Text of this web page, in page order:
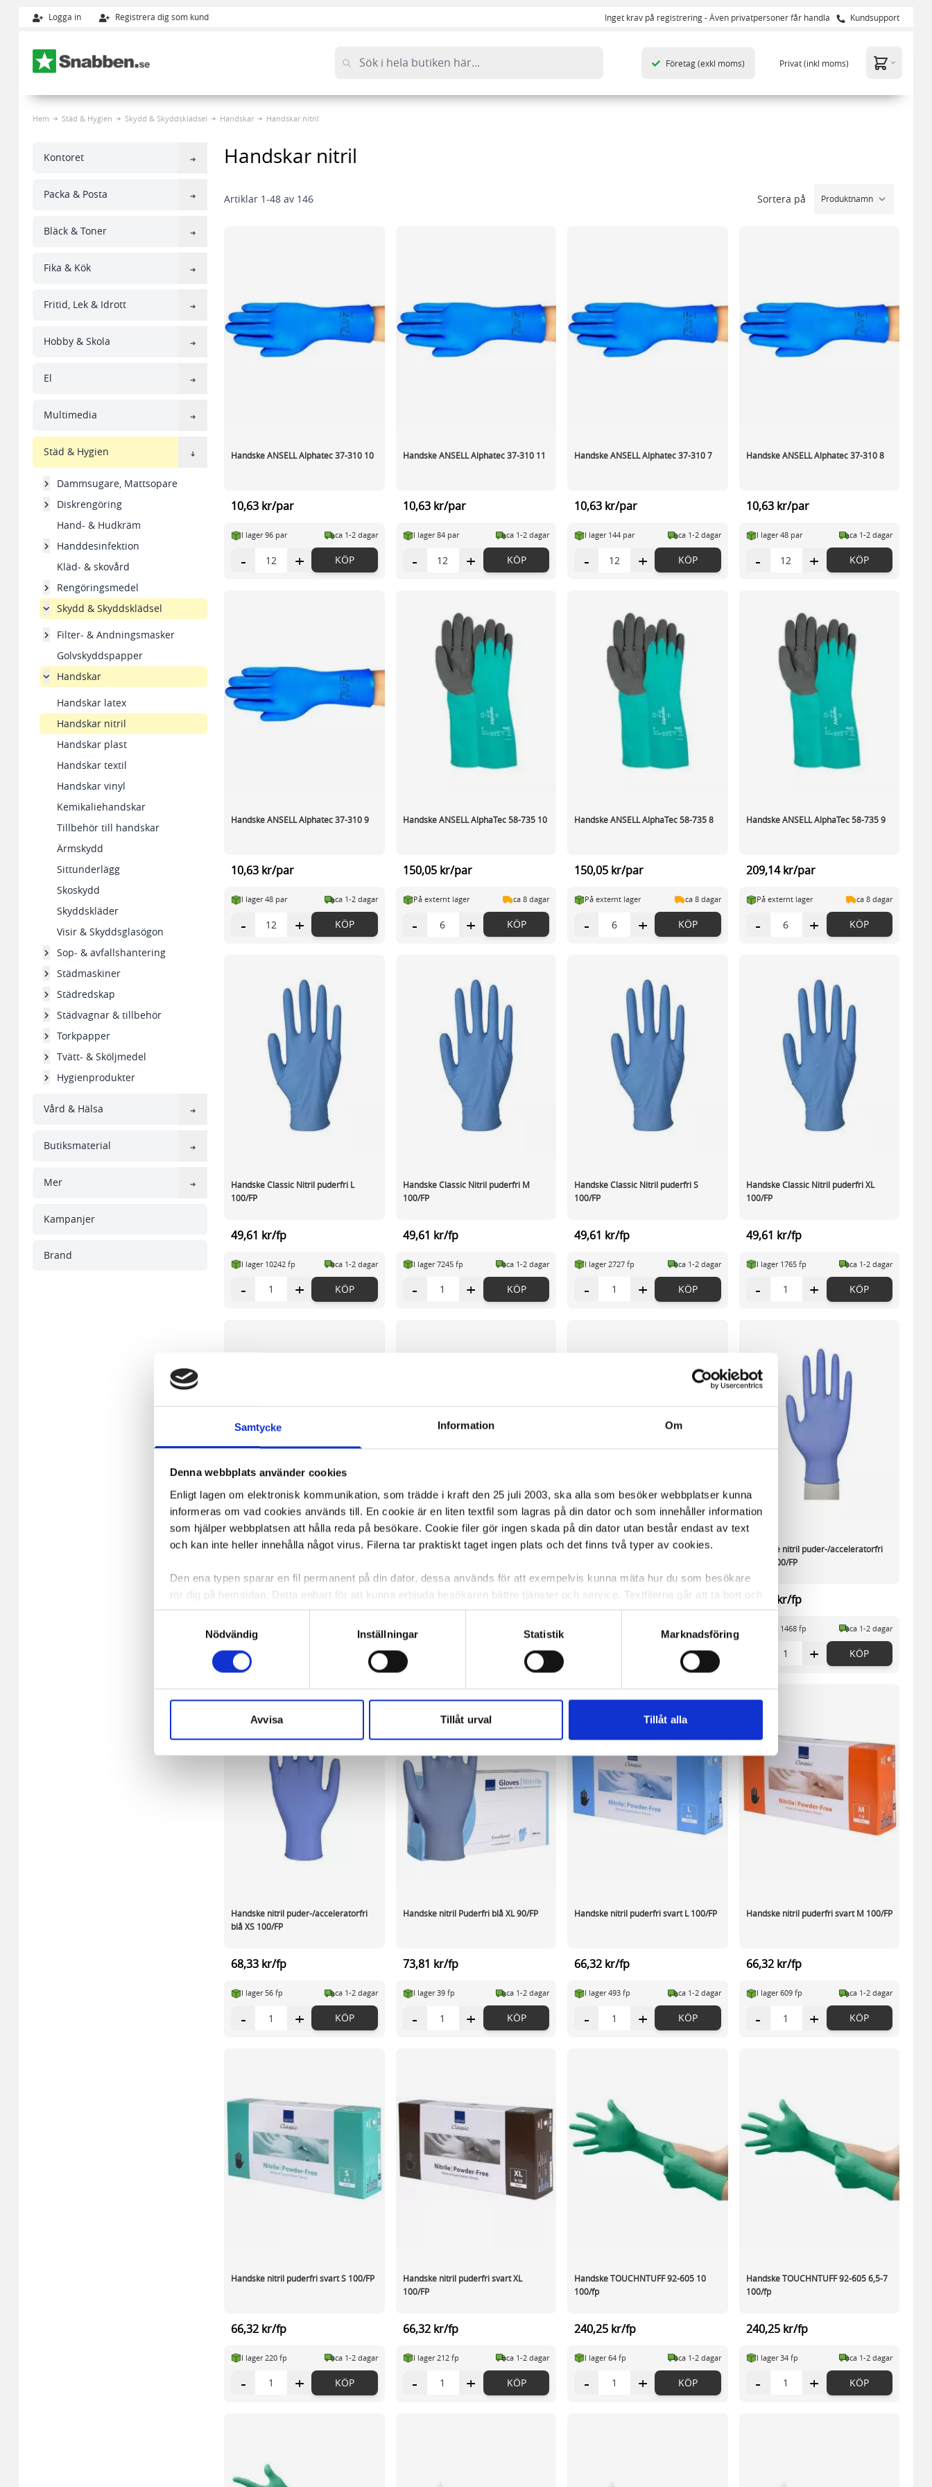
Samtycke Information Om
Denna webbplats använder cookies
Enligt lagen om elektronisk kommunikation, som trädde i kraft den 25 juli 2003, ska alla som besöker webbplatser kunna
informeras om vad cookies används till. En cookie är en liten textfil som lagras på din dator och som innehåller information
som hjälper webbplatsen att hålla reda på besökare. Cookie filer gör ingen skada på din dator utan består endast av text
och kan inte heller innehålla något virus. Filerna tar praktiskt taget ingen plats och det finns två typer av cookies.
Den ena typen sparar en fil permanent på din dator, dessa används för att exempelvis kunna mäta hur du som besökare
rör dig på hemsidan. Detta enbart för att kunna erbjuda besökaren bättre tjänster och service. Textfilerna går att ta bort och
de flesta webbläsare har funktioner för detta. Informationen som sparas på din dator är endast ett unikt nummer utan
någon koppling till personlig information, alltså helt anonymt.
Den andra typen av cookies som vanligtvis används är session cookies. Under tiden du är inne och besöker sidan delar
Vi använder enhetsidentifierare för att anpassa innehållet och annonserna till användarna, tillhandahålla funktioner för
sociala medier och analysera vår trafik. Vi vidarebefordrar även sådana identifierare och annan information från din enhet
till de sociala medier och annons- och analysföretag som vi samarbetar med. Dessa kan i sin tur kombinera informationen
med annan information som du har tillhandahållit eller som de har samlat in när du har använt deras tjänster.
Nödvändig
Inställningar Statistik Marknadsföring
Avvisa Tillåt urval Tillåt alla
Logga in Registrera dig som kund Inget krav på registrering - Även privatpersoner får handla Kundsupport
Företag(exkl moms) Privat(inkl moms)
Hem Städ & Hygien Skydd & Skyddsklädsel Handskar Handskar nitril
Kontoret
Packa & Posta
Bläck & Toner
Fika & Kök
Fritid, Lek & Idrott
Hobby & Skola
El
Multimedia
Städ & Hygien
Dammsugare, Mattsopare
Diskrengöring
Hand- & Hudkräm
Handdesinfektion
Kläd- & skovård
Rengöringsmedel
Skydd & Skyddsklädsel
Filter- & Andningsmasker
Golvskyddspapper
Handskar
Handskar latex
Handskar nitril
Handskar plast
Handskar textil
Handskar vinyl
Kemikaliehandskar
Tillbehör till handskar
Ärmskydd
Sittunderlägg
Skoskydd
Skyddskläder
Visir & Skyddsglasögon
Sop- & avfallshantering
Städmaskiner
Städredskap
Städvagnar & tillbehör
Torkpapper
Tvätt- & Sköljmedel
Hygienprodukter
Vård & Hälsa
Butiksmaterial
Mer
Kampanjer
Brand
Handskar nitril
Artiklar 1-48 av 146 Sortera på
Handske ANSELL Alphatec 37-310 10
10,63 kr/par
I lager 96 par ca 1-2 dagar
- + KÖP
Handske ANSELL Alphatec 37-310 11
10,63 kr/par
I lager 84 par ca 1-2 dagar
- + KÖP
Handske ANSELL Alphatec 37-310 7
10,63 kr/par
I lager 144 par ca 1-2 dagar
- + KÖP
Handske ANSELL Alphatec 37-310 8
10,63 kr/par
I lager 48 par ca 1-2 dagar
- + KÖP
Handske ANSELL Alphatec 37-310 9
10,63 kr/par
I lager 48 par ca 1-2 dagar
- + KÖP
Handske ANSELL AlphaTec 58-735 10
150,05 kr/par
På externt lager ca 8 dagar
- + KÖP
Handske ANSELL AlphaTec 58-735 8
150,05 kr/par
På externt lager ca 8 dagar
- + KÖP
Handske ANSELL AlphaTec 58-735 9
209,14 kr/par
På externt lager ca 8 dagar
- + KÖP
Handske Classic Nitril puderfri L
100/FP
49,61 kr/fp
I lager 10242 fp ca 1-2 dagar
- + KÖP
Handske Classic Nitril puderfri M
100/FP
49,61 kr/fp
I lager 7245 fp ca 1-2 dagar
- + KÖP
Handske Classic Nitril puderfri S
100/FP
49,61 kr/fp
I lager 2727 fp ca 1-2 dagar
- + KÖP
Handske Classic Nitril puderfri XL
100/FP
49,61 kr/fp
I lager 1765 fp ca 1-2 dagar
- + KÖP
Handske nitril puder-/acceleratorfri
64,45 kr/fp
I lager 3879 fp ca 1-2 dagar
-
Handske nitril puder-/acceleratorfri
64,45 kr/fp
ca 1-2 dagar
KÖP
Handske nitril puder-/acceleratorfri
64,45 kr/fp
ca 1-2 dagar
KÖP
Handske nitril puder-/acceleratorfri
blå XL 100/FP
64,45 kr/fp
I lager 1468 fp ca 1-2 dagar
+ KÖP
Handske nitril puder-/acceleratorfri
blå XS 100/FP
68,33 kr/fp
I lager 56 fp ca 1-2 dagar
- + KÖP
Handske nitril Puderfri blå XL 90/FP
73,81 kr/fp
I lager 39 fp ca 1-2 dagar
- + KÖP
Handske nitril puderfri svart L 100/FP
66,32 kr/fp
I lager 493 fp ca 1-2 dagar
- + KÖP
Handske nitril puderfri svart M 100/FP
66,32 kr/fp
I lager 609 fp ca 1-2 dagar
- + KÖP
Handske nitril puderfri svart S 100/FP
66,32 kr/fp
I lager 220 fp ca 1-2 dagar
- + KÖP
Handske nitril puderfri svart XL
100/FP
66,32 kr/fp
I lager 212 fp ca 1-2 dagar
- + KÖP
Handske TOUCHNTUFF 92-605 10
100/fp
240,25 kr/fp
I lager 64 fp ca 1-2 dagar
- + KÖP
Handske TOUCHNTUFF 92-605 6,5-7
100/fp
240,25 kr/fp
I lager 34 fp ca 1-2 dagar
- + KÖP